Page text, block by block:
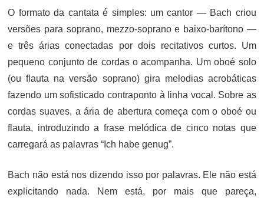
O formato da cantata é simples: um cantor — Bach criou
versões para soprano, mezzo-soprano e baixo-barítono —
e três árias conectadas por dois recitativos curtos. Um
pequeno conjunto de cordas o acompanha. Um oboé solo
(ou flauta na versão soprano) gira melodias acrobáticas
fazendo um sofisticado contraponto à linha vocal. Sobre as
cordas suaves, a ária de abertura começa com o oboé ou
flauta, introduzindo a frase melódica de cinco notas que
carregará as palavras “Ich habe genug”.
Bach não está nos dizendo isso por palavras. Ele não está
explicitando nada. Nem está, por mais que pareça,